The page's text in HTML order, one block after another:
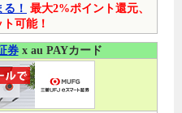
！ 最大2%ポイント還元、
可能！
券x au PAYカード